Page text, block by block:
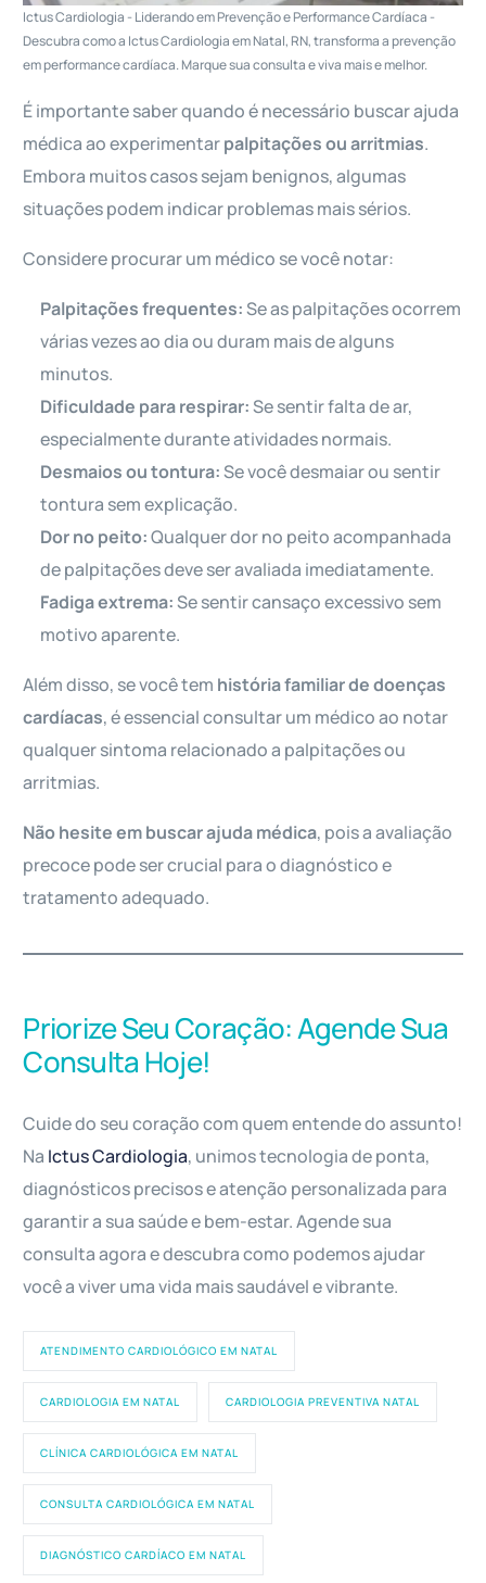
Ictus Cardiologia - Liderando em Prevenção e Performance Cardíaca -
Descubra como a Ictus Cardiologia em Natal, RN, transforma a prevenção
em performance cardíaca. Marque sua consulta e viva mais e melhor.
É importante saber quando é necessário buscar ajuda
médica ao experimentarpalpitações ou arritmias.
Embora muitos casos sejam benignos, algumas
situações podem indicar problemas mais sérios.
Considere procurar um médico se você notar:
Palpitações frequentes:Se as palpitações ocorrem
várias vezes ao dia ou duram mais de alguns
minutos.
Dificuldade para respirar:Se sentir falta de ar,
especialmente durante atividades normais.
Desmaios ou tontura:Se você desmaiar ou sentir
tontura sem explicação.
Dor no peito:Qualquer dor no peito acompanhada
de palpitações deve ser avaliada imediatamente.
Fadiga extrema:Se sentir cansaço excessivo sem
motivo aparente.
Além disso, se você tem história familiar de doenças
cardíacas, é essencial consultar um médico ao notar
qualquer sintoma relacionado a palpitações ou
arritmias.
Não hesite em buscar ajuda médica, pois a avaliação
precoce pode ser crucial para o diagnóstico e
tratamento adequado.
Priorize Seu Coração: Agende Sua
Consulta Hoje!
Cuide do seu coração com quem entende do assunto!
Na Ictus Cardiologia, unimos tecnologia de ponta,
diagnósticos precisos e atenção personalizada para
garantir a sua saúde e bem-estar. Agende sua
consulta agora e descubra como podemos ajudar
você a viver uma vida mais saudável e vibrante.
ATENDIMENTO CARDIOLÓGICO EM NATAL
CARDIOLOGIA EM NATAL CARDIOLOGIA PREVENTIVA NATAL
CLÍNICA CARDIOLÓGICA EM NATAL
CONSULTA CARDIOLÓGICA EM NATAL
DIAGNÓSTICO CARDÍACO EM NATAL